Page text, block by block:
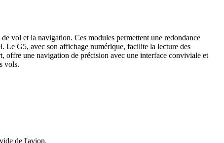
vol et la navigation. Ces modules permettent une redondance
Le G5, avec son affichage numérique, facilite la lecture des
offre une navigation de précision avec une interface conviviale et
des vols.
de l'avion.